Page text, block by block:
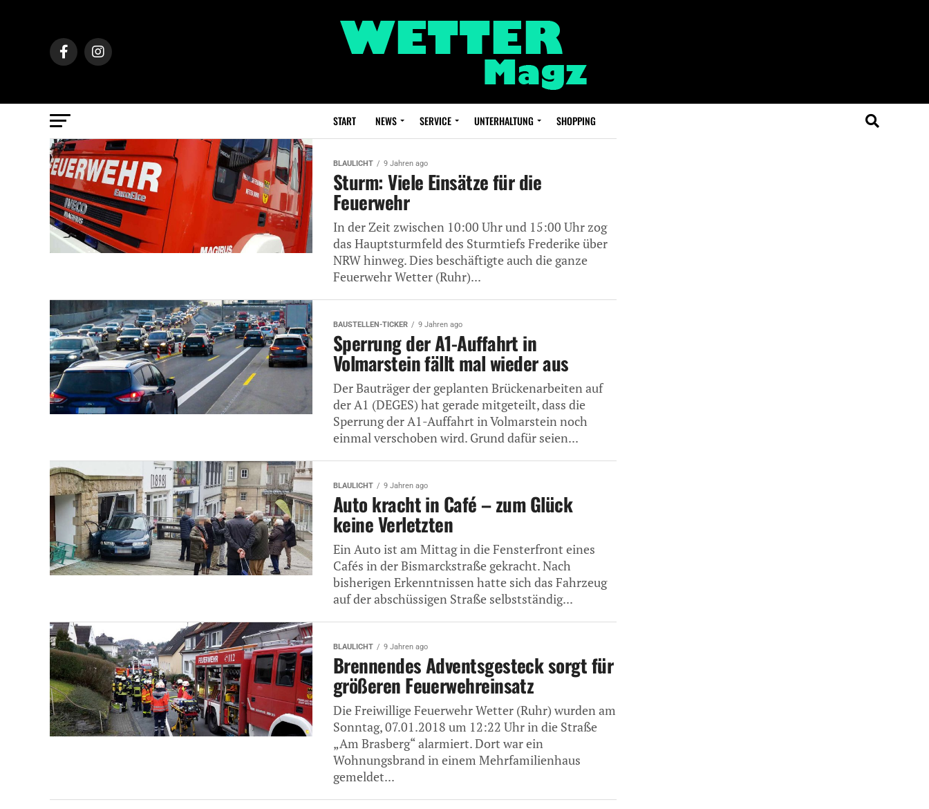
START NEWS SERVICE UNTERHALTUNG SHOPPING
BLAULICHT 9 Jahren ago
Sturm: Viele Einsätze für die
Feuerwehr
In der Zeit zwischen 10:00 Uhr und 15:00 Uhr zog
das Hauptsturmfeld des Sturmtiefs Frederike über
NRW hinweg. Dies beschäftigte auch die ganze
Feuerwehr Wetter (Ruhr)...
BAUSTELLEN-TICKER 9 Jahren ago
Sperrung der A1-Auffahrt in
Volmarstein fällt mal wieder aus
Der Bauträger der geplanten Brückenarbeiten auf
der A1 (DEGES) hat gerade mitgeteilt, dass die
Sperrung der A1-Auffahrt in Volmarstein noch
einmal verschoben wird. Grund dafür seien...
BLAULICHT 9 Jahren ago
Auto kracht in Café – zum Glück
keine Verletzten
Ein Auto ist am Mittag in die Fensterfront eines
Cafés in der Bismarckstraße gekracht. Nach
bisherigen Erkenntnissen hatte sich das Fahrzeug
auf der abschüssigen Straße selbstständig...
BLAULICHT 9 Jahren ago
Brennendes Adventsgesteck sorgt für
größeren Feuerwehreinsatz
Die Freiwillige Feuerwehr Wetter (Ruhr) wurden am
Sonntag, 07.01.2018 um 12:22 Uhr in die Straße
„Am Brasberg“ alarmiert. Dort war ein
Wohnungsbrand in einem Mehrfamilienhaus
gemeldet...